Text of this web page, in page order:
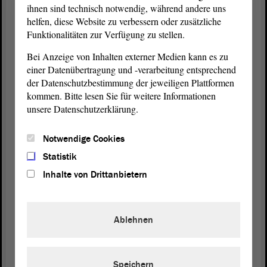
Frau Ministerin, Sie sehen es bereits: Frau
Hohmann hat eine Frage an Sie. - Bitte sehr, Frau
Hohmann.
Monika Hohmann (DIE LINKE):
Frau Ministerin, ich frage Sie einfach, ob Sie die
kennen. Es geht dabei um den
Berufsbildungsbericht bundesweit und auch den
Sachsen-Anhalt-Bericht. Wenn ja, verstehe ich jetzt
nicht, ob Sie dem inhaltlich gewachsen sind.
ihnen sind technisch notwendig, während andere uns
helfen, diese Website zu verbessern oder zusätzliche
Funktionalitäten zur Verfügung zu stellen.
Bei Anzeige von Inhalten externer Medien kann es zu
einer Datenübertragung und -verarbeitung entsprechend
der Datenschutzbestimmung der jeweiligen Plattformen
kommen. Bitte lesen Sie für weitere Informationen
unsere Datenschutzerklärung.
Notwendige Cookies
Statistik
Inhalte von Drittanbietern
Ablehnen
Speichern